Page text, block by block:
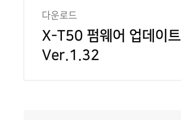
다운로드
X-T50 펌웨어 업데이트
Ver.1.32